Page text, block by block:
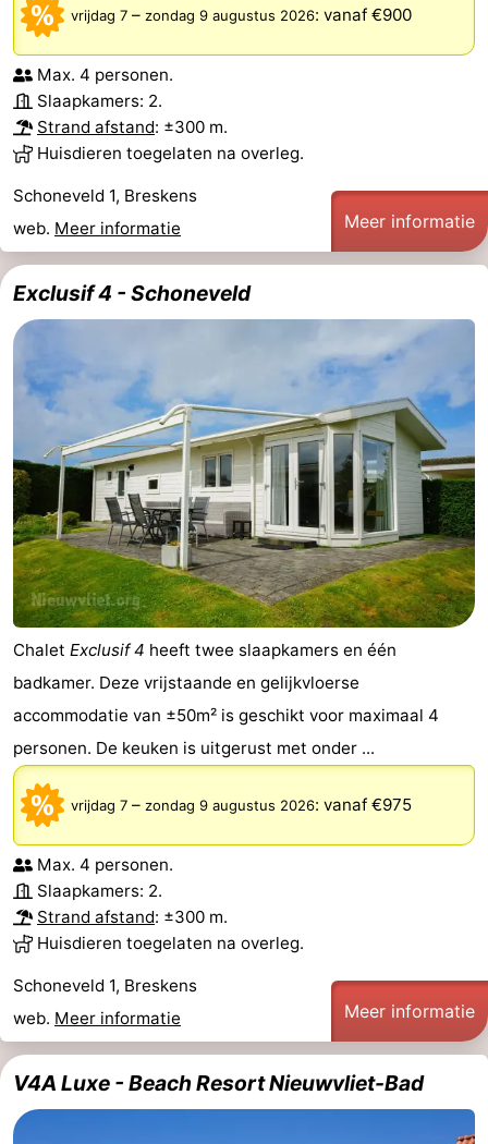
vrijdag 7 – zondag 9 augustus 2026: vanaf €900
Max. 4 personen.
Slaapkamers: 2.
Strand afstand: ±300 m.
Huisdieren toegelaten na overleg.
Schoneveld 1, Breskens
web. Meer informatie Meer informatie
Exclusif 4 - Schoneveld
Chalet Exclusif 4 heeft twee slaapkamers en één
badkamer. Deze vrijstaande en gelijkvloerse
accommodatie van ±50m² is geschikt voor maximaal 4
personen. De keuken is uitgerust met onder ...
vrijdag 7 – zondag 9 augustus 2026: vanaf €975
Max. 4 personen.
Slaapkamers: 2.
Strand afstand: ±300 m.
Huisdieren toegelaten na overleg.
Schoneveld 1, Breskens
web. Meer informatie Meer informatie
V4A Luxe - Beach Resort Nieuwvliet-Bad